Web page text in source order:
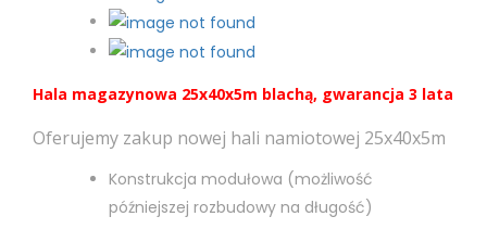
Hala magazynowa 25x40x5m blachą, gwarancja 3 lata
Oferujemy zakup nowej hali namiotowej 25x40x5m
Konstrukcja modułowa (możliwość
późniejszej rozbudowy na długość)